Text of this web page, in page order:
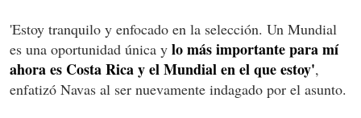
'Estoy tranquilo y enfocado en la selección. Un Mundial
es una oportunidad única y lo más importante para mí
ahora es Costa Rica y el Mundial en el que estoy',
enfatizó Navas al ser nuevamente indagado por el asunto.